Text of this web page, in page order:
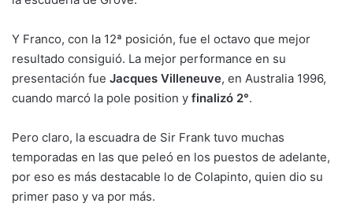
Y Franco, con la 12ª posición, fue el octavo que mejor
resultado consiguió. La mejor performance en su
presentación fue Jacques Villeneuve, en Australia 1996,
cuando marcó la pole position y finalizó 2°.
Pero claro, la escuadra de Sir Frank tuvo muchas
temporadas en las que peleó en los puestos de adelante,
por eso es más destacable lo de Colapinto, quien dio su
primer paso y va por más.